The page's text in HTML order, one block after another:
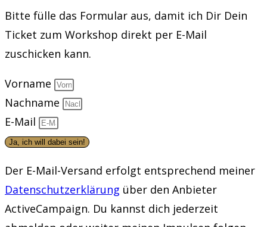
Bitte fülle das Formular aus, damit ich Dir Dein
Ticket zum Workshop direkt per E-Mail
zuschicken kann.
Vorname
Nachname
E-Mail
Ja, ich will dabei sein!
Der E-Mail-Versand erfolgt entsprechend meiner
Datenschutzerklärung über den Anbieter
ActiveCampaign. Du kannst dich jederzeit